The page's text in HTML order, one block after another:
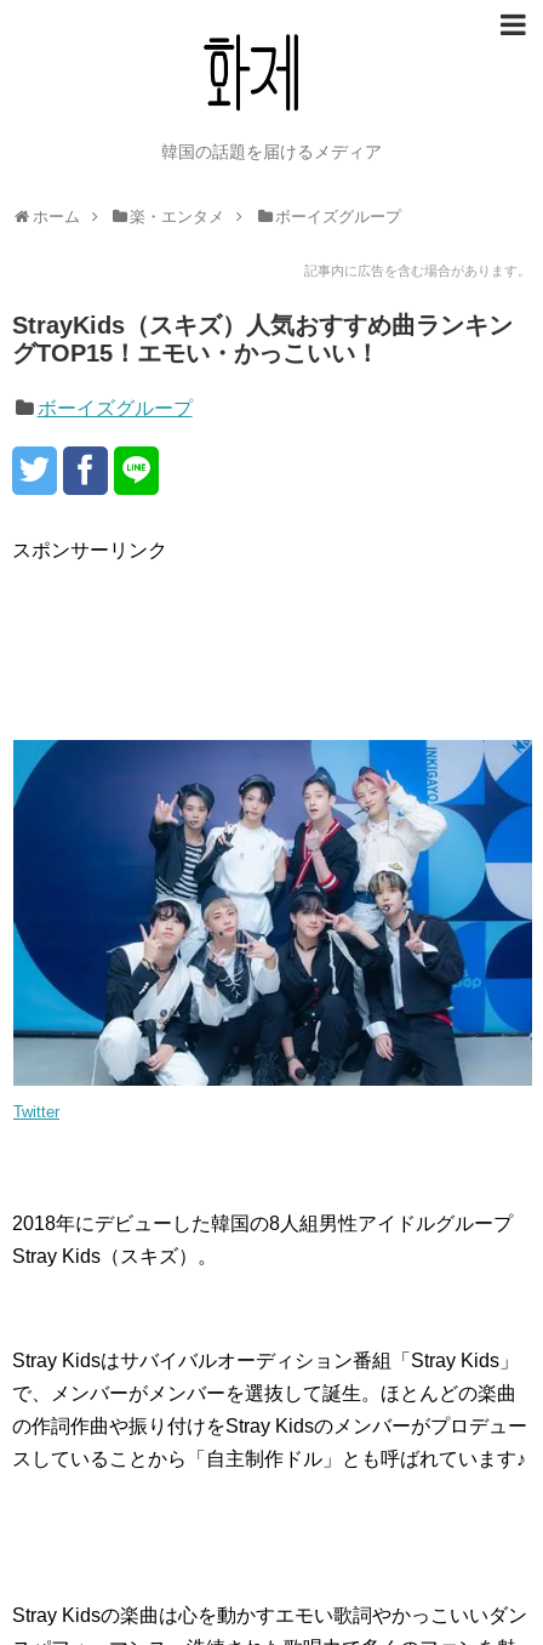
韓国の話題を届けるメディア
ホーム 楽・エンタメ ボーイズグループ
記事内に広告を含む場合があります。
StrayKids（スキズ）人気おすすめ曲ランキン
グTOP15！エモい・かっこいい！
ボーイズグループ
スポンサーリンク
Twitter
2018年にデビューした韓国の8人組男性アイドルグループ
Stray Kids（スキズ）。
Stray Kidsはサバイバルオーディション番組「Stray Kids」
で、メンバーがメンバーを選抜して誕生。ほとんどの楽曲
の作詞作曲や振り付けをStray Kidsのメンバーがプロデュー
スしていることから「自主制作ドル」とも呼ばれています♪
Stray Kidsの楽曲は心を動かすエモい歌詞やかっこいいダン